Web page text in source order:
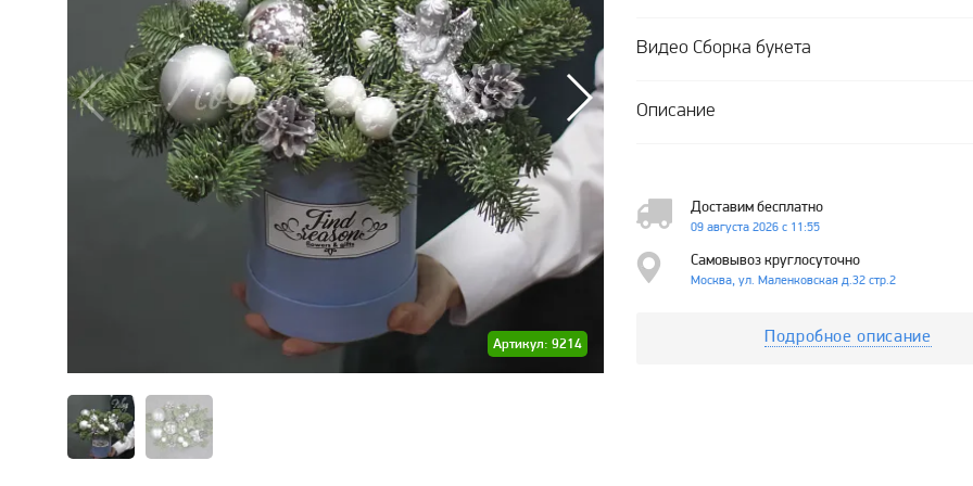
Артикул: 9214
Видео Сборка букета
Описание
Доставим бесплатно
09 августа 2026 с 11:55
Самовывоз круглосуточно
Москва, ул. Маленковская д.32 стр.2
Подробное описание